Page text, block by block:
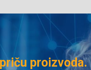
proizvoda.